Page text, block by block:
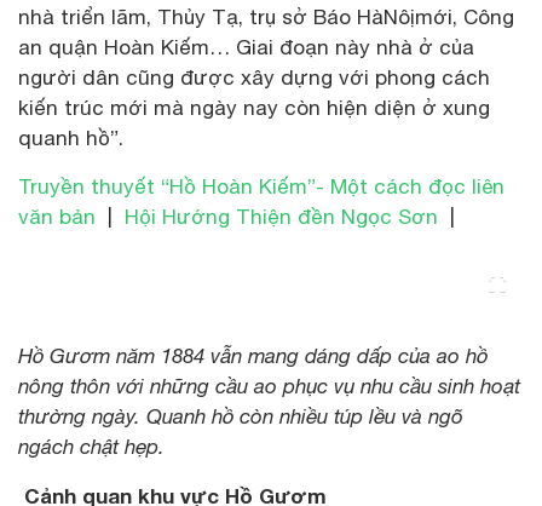
nhà triển lãm, Thủy Tạ, trụ sở Báo HàNôịmới, Công
an quận Hoàn Kiếm… Giai đoạn này nhà ở của
người dân cũng được xây dựng với phong cách
kiến trúc mới mà ngày nay còn hiện diện ở xung
quanh hồ”.
Truyền thuyết “Hồ Hoàn Kiếm”- Một cách đọc liên
văn bản
Hội Hướng Thiện đền Ngọc Sơn
Hồ Gươm năm 1884 vẫn mang dáng dấp của ao hồ
nông thôn với những cầu ao phục vụ nhu cầu sinh hoạt
thường ngày. Quanh hồ còn nhiều túp lều và ngõ
ngách chật hẹp.
Cảnh quan khu vực Hồ Gươm